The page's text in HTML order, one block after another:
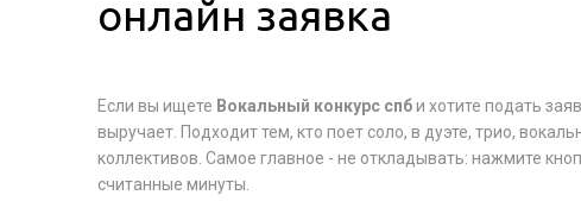
онлайн заявка
Если вы ищете Вокальный конкурс спби хотите подать
выручает. Подходит тем, кто поет соло, в дуэте, трио,
коллективов. Самое главное - не откладывать: нажмите
считанные минуты.